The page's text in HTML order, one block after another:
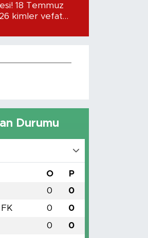
18 Temmuz
kimler vefat
Durumu
O P
0 0
0 0
0 0